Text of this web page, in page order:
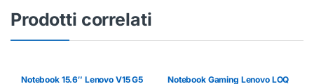
Prodotti correlati
Notebook 15.6″ Lenovo V15 G5 Notebook Gaming Lenovo LOQ